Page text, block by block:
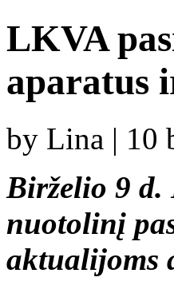
LKVA
aparatus
by Lina | 10
Birželio 9 d.
nuotolinį
aktualijoms